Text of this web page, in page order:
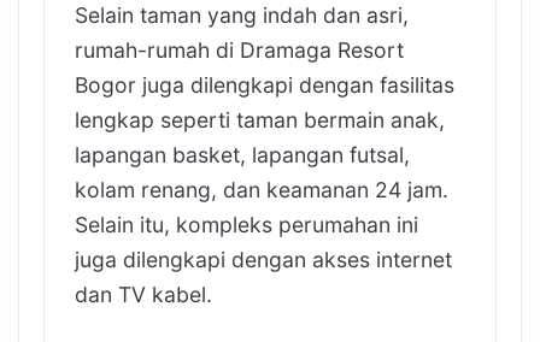
Selain taman yang indah dan asri,
rumah-rumah di Dramaga Resort
Bogor juga dilengkapi dengan fasilitas
lengkap seperti taman bermain anak,
lapangan basket, lapangan futsal,
kolam renang, dan keamanan 24 jam.
Selain itu, kompleks perumahan ini
juga dilengkapi dengan akses internet
dan TV kabel.